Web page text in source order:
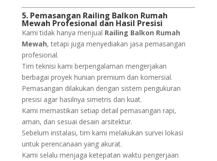
5. Pemasangan Railing Balkon Rumah
Mewah Profesional dan Hasil Presisi
Kami tidak hanya menjual Railing Balkon Rumah
Mewah, tetapi juga menyediakan jasa pemasangan
profesional.
Tim teknisi kami berpengalaman mengerjakan
berbagai proyek hunian premium dan komersial.
Pemasangan dilakukan dengan sistem pengukuran
presisi agar hasilnya simetris dan kuat.
Kami memastikan setiap detail pemasangan rapi,
aman, dan sesuai desain arsitektur.
Sebelum instalasi, tim kami melakukan survei lokasi
untuk perencanaan yang akurat.
Kami selalu menjaga ketepatan waktu pengerjaan